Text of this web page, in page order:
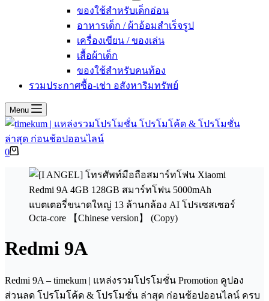
ของใช้สำหรับเด็กอ่อน
อาหารเด็ก / ผ้าอ้อมสำเร็จรูป
เครื่องเขียน / ของเล่น
เสื้อผ้าเด็ก
ของใช้สำหรับคนท้อง
รวมประกาศซื้อ-เช่า อสังหาริมทรัพย์
Menu
Shopping
0
Redmi 9A
Redmi 9A – timekum | แหล่งรวมโปรโมชั่น Promotion คูปอง
ส่วนลด โปรโมโค้ด & โปรโมชั่น ล่าสุด ก่อนช้อปออนไลน์ ครบ